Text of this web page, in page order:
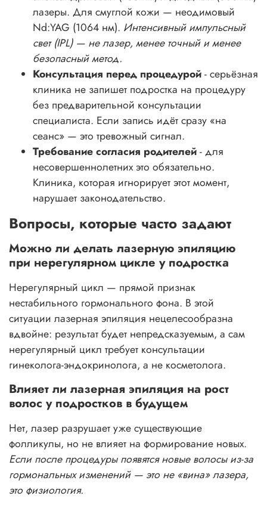
лазеры. Для смуглой кожи — неодимовый
Nd:YAG (1064 нм). Интенсивный импульсный
свет (IPL) — не лазер, менее точный и менее
безопасный метод.
Консультация перед процедурой- серьёзная
клиника не запишет подростка на процедуру
без предварительной консультации
специалиста. Если запись идёт сразу «на
сеанс» — это тревожный сигнал.
Требование согласия родителей- для
несовершеннолетних это обязательно.
Клиника, которая игнорирует этот момент,
нарушает законодательство.
Вопросы, которые часто задают
Можно ли делать лазерную эпиляцию
при нерегулярном цикле у подростка
Нерегулярный цикл — прямой признак
нестабильного гормонального фона. В этой
ситуации лазерная эпиляция нецелесообразна
вдвойне: результат будет непредсказуемым, а сам
нерегулярный цикл требует консультации
гинеколога-эндокринолога, а не косметолога.
Влияет ли лазерная эпиляция на рост
волос у подростков в будущем
Нет, лазер разрушает уже существующие
фолликулы, но не влияет на формирование новых.
Если после процедуры появятся новые волосы из-за
гормональных изменений — это не «вина» лазера,
это физиология.